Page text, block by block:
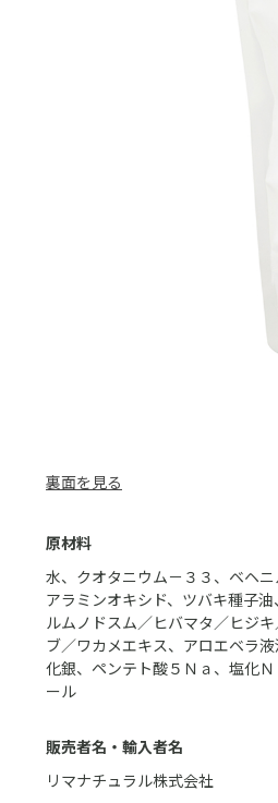
裏面を見る
原材料
水、クオタニウム－３３、ベヘ
アラミンオキシド、ツバキ種子
ルムノドスム／ヒバマタ／ヒジ
ブ／ワカメエキス、アロエベラ
化銀、ペンテト酸５Ｎａ、塩化
ール
販売者名・輸入者名
リマナチュラル株式会社